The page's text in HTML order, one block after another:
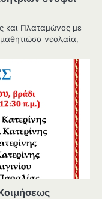
και Πλαταμώνος με
νεολαία,